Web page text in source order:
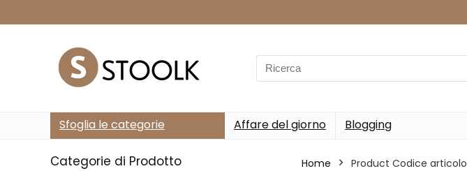
Search
for:
Sfoglia le categorie Affare del giorno Blogging
Categorie di Prodotto Home Product Codice articolo